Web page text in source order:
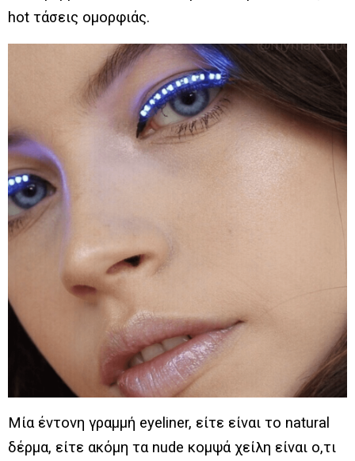
hot τάσεις ομορφιάς.
Μία έντονη γραμμή eyeliner, είτε είναι το natural
δέρμα, είτε ακόμη τα nude κομψά χείλη είναι ο,τι